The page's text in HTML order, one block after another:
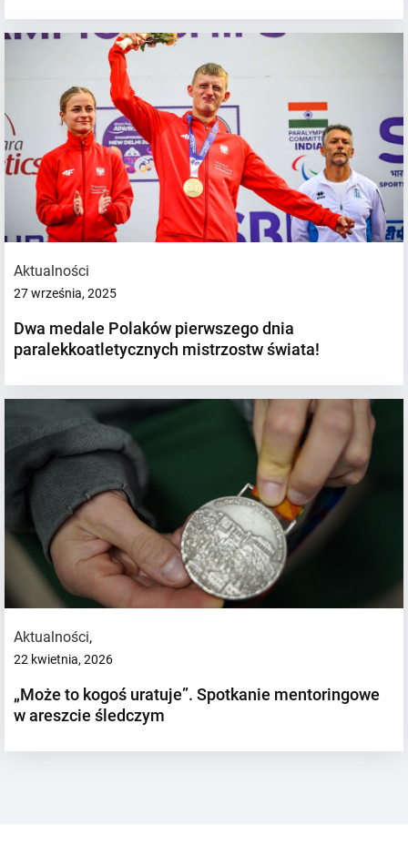
Aktualności
27 września, 2025
Dwa medale Polaków pierwszego dnia
paralekkoatletycznych mistrzostw świata!
Aktualności,
22 kwietnia, 2026
„Może to kogoś uratuje”. Spotkanie mentoringowe
w areszcie śledczym